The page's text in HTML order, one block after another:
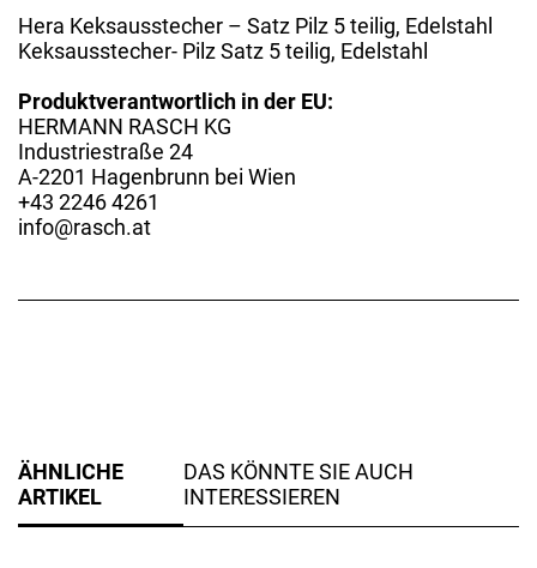
Hera Keksausstecher – Satz Pilz 5 teilig, Edelstahl
Keksausstecher- Pilz Satz 5 teilig, Edelstahl
Produktverantwortlich in der EU:
HERMANN RASCH KG
Industriestraße 24
A-2201 Hagenbrunn bei Wien
+43 2246 4261
info@rasch.at
ÄHNLICHE
ARTIKEL
DAS KÖNNTE SIE AUCH
INTERESSIEREN